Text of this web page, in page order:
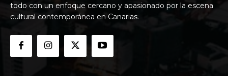
todo con un enfoque cercano y apasionado por la escena
cultural contemporánea en Canarias.